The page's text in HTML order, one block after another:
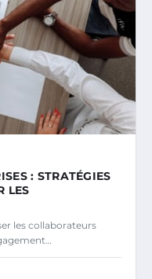
: STRATÉGIES
LES
les collaborateurs